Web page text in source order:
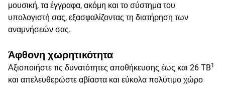
μουσική, τα έγγραφα, ακόμη και το σύστημα του
υπολογιστή σας, εξασφαλίζοντας τη διατήρηση των
αναμνήσεών σας.
Άφθονη χωρητικότητα
Αξιοποιήστε τις δυνατότητες αποθήκευσης έως και 26 TB1
και απελευθερώστε αβίαστα και εύκολα πολύτιμο χώρο